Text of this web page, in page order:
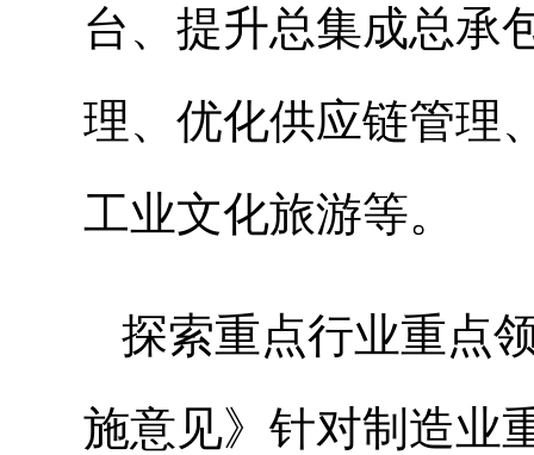
台、提升总集成总承
理、优化供应链管理
工业文化旅游等。
探索重点行业重点
施意见》针对制造业